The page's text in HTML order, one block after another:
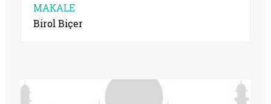
MAKALE
Birol Biçer